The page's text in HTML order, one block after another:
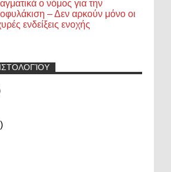
ο νόμος για την
– Δεν αρκούν μόνο οι
ενδείξεις ενοχής